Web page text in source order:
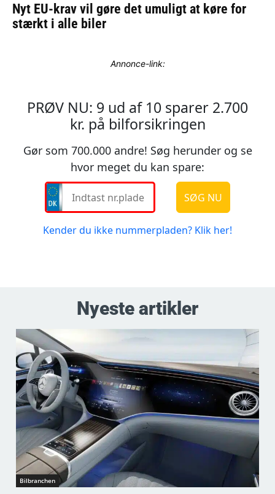
Annonce-link:
Nyeste artikler
Bilbranchen